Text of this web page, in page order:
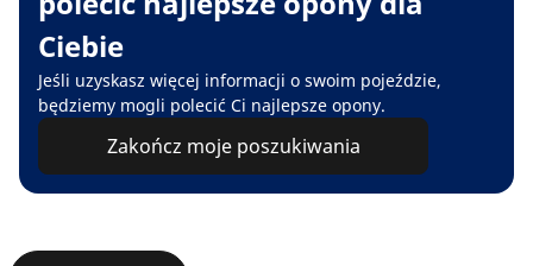
Ciebie
Jeśli uzyskasz więcej informacji o swoim pojeździe,
będziemy mogli polecić Ci najlepsze opony.
Zakończ moje poszukiwania